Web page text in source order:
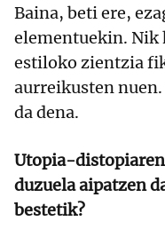
Baina, beti ere,
elementuekin. Nik
estiloko zientzia
aurreikusten nuen.
da dena.
Utopia-
duzuela aipatzen
bestetik?